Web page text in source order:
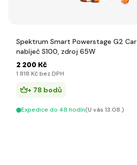
Spektrum Smart Powerstage G2 Car
nabíječ S100, zdroj 65W
2 200 Kč
1 818 Kč bez DPH
+ 78 bodů
Expedice do 48 hodín(U vás 13.08.)